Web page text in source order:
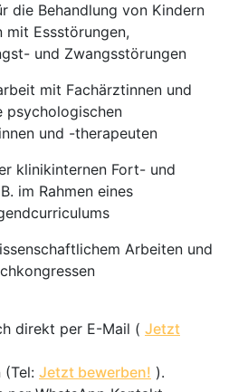
die Behandlung von Kindern
mit Essstörungen,
und Zwangsstörungen
mit Fachärztinnen und
psychologischen
und -therapeuten
klinikinternen Fort- und
im Rahmen eines
Arbeiten und
direkt per E-Mail ( Jetzt
(Tel: Jetzt bewerben! ).